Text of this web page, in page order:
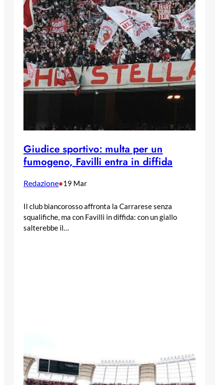
Giudice sportivo: multa per un
fumogeno, Favilli entra in diffida
Redazione•19 Mar
Il club biancorosso affronta la Carrarese senza
squalifiche, ma con Favilli in diffida: con un giallo
salterebbe il…